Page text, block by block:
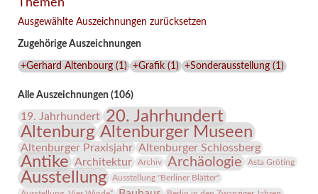
übernahm,
sie
sich
Menschen
leistete?“
Ausgewählte Auszeichnungen zurücksetzen
Zugehörige Auszeichnungen
+Gerhard Altenbourg(1 ) +Grafik(1 ) +Sonderausstellung(1 )
Alle Auszeichnungen (106)
19. Jahrhundert 20. Jahrhundert
Altenburg Altenburger Museen
Altenburger Praxisjahr Altenburger Schlossberg
Antike Architektur Archiv Archäologie Asta Gröting
Ausstellung
Ausstellung "Berliner Blätter"